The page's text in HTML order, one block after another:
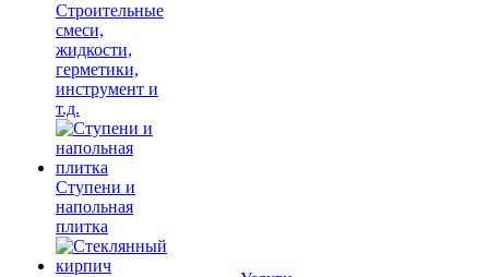
Строительные
смеси,
жидкости,
герметики,
инструмент и
т.д.
Ступени и
напольная
плитка